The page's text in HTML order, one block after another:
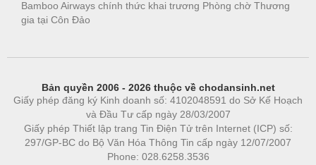
Bamboo Airways chính thức khai trương Phòng chờ Thương
gia tại Côn Đảo
Bản quyền 2006 - 2026 thuộc về chodansinh.net
Giấy phép đăng ký Kinh doanh số: 4102048591 do Sở Kế Hoạch
và Đầu Tư cấp ngày 28/03/2007
Giấy phép Thiết lập trang Tin Điện Tử trên Internet (ICP) số:
297/GP-BC do Bộ Văn Hóa Thông Tin cấp ngày 12/07/2007
Phone: 028.6258.3536